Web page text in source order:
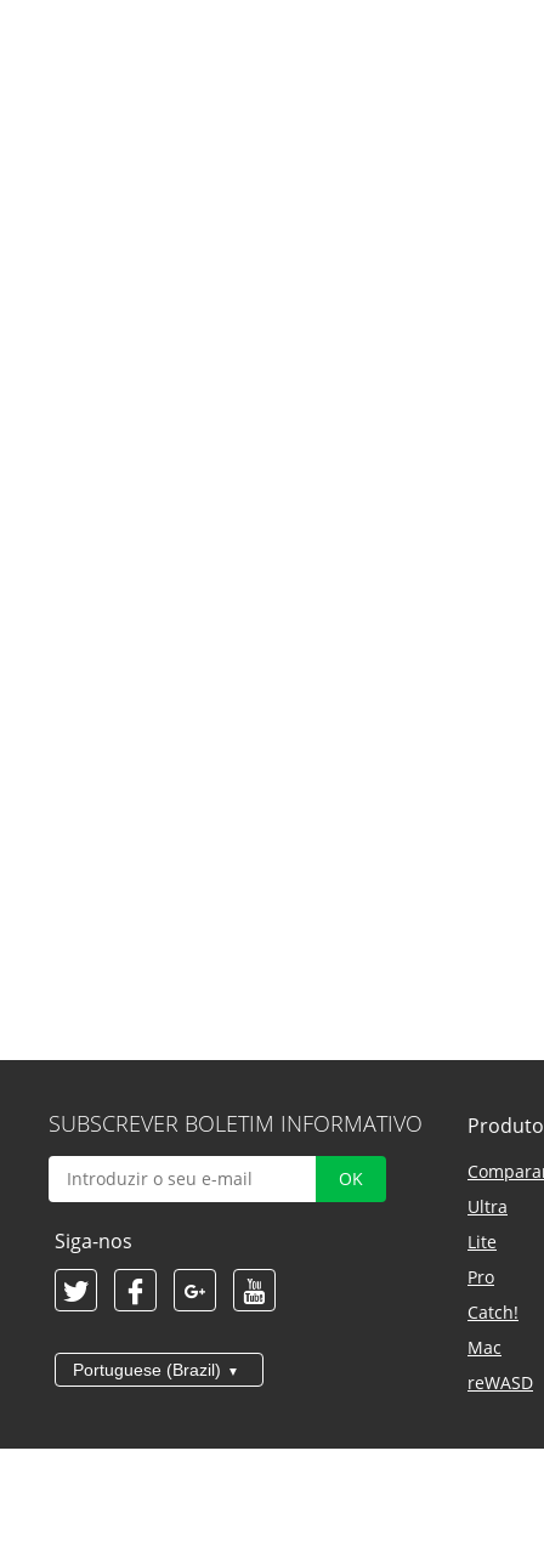
SUBSCREVER BOLETIM INFORMATIVO
Siga-nos
Portuguese (Brazil)
Ultra
Lite
Pro
Catch!
Mac
reWASD